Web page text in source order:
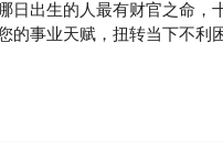
日出生的人最有财官之命，
的事业天赋，扭转当下不利